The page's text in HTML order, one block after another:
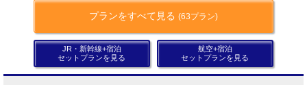
プランをすべて見る (63プラン)
JR・新幹線+宿泊
セットプランを見る
航空+宿泊
セットプランを見る